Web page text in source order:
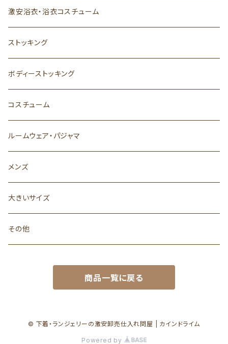
激安浴衣・浴衣コスチューム
ストッキング
ボディーストッキング
コスチューム
ルームウェア・パジャマ
メンズ
大きいサイズ
その他
商品一覧に戻る
© 下着・ランジェリーの激安卸売仕入れ問屋 | カインドライム
Powered by